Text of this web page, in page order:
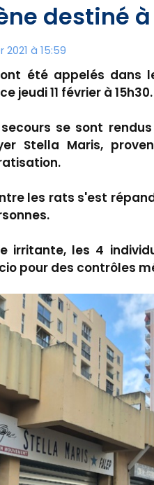
destiné
2021 à 15:59
été appelés dans
jeudi 11 février à 15h30.
se sont
Stella Maris,
les rats s'est
irritante, les 4
pour des contrôles